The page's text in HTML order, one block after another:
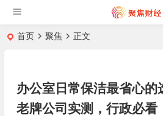
首页 聚焦 正文
办公室日常保洁最省心的
老牌公司实测，行政必看